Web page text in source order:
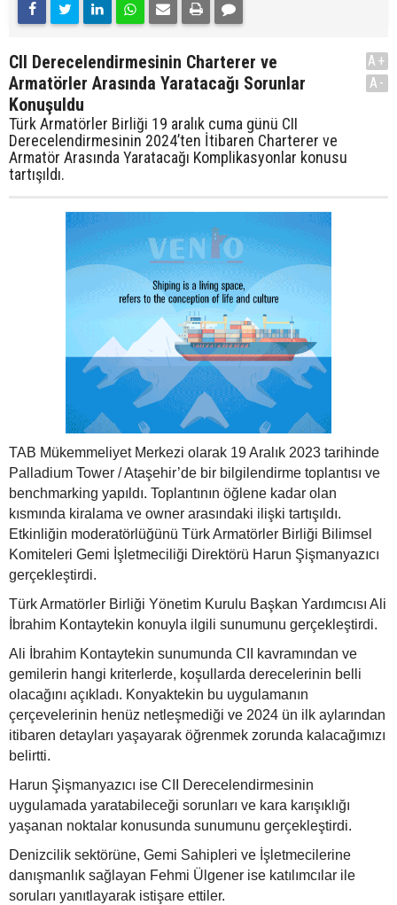
CII Derecelendirmesinin Charterer ve
Armatörler Arasında Yaratacağı Sorunlar
Konuşuldu
Türk Armatörler Birliği 19 aralık cuma günü CII
Derecelendirmesinin 2024’ten İtibaren Charterer ve
Armatör Arasında Yaratacağı Komplikasyonlar konusu
tartışıldı.
A+
A-
TAB Mükemmeliyet Merkezi olarak 19 Aralık 2023 tarihinde
Palladium Tower / Ataşehir’de bir bilgilendirme toplantısı ve
benchmarking yapıldı. Toplantının öğlene kadar olan
kısmında kiralama ve owner arasındaki ilişki tartışıldı.
Etkinliğin moderatörlüğünü Türk Armatörler Birliği Bilimsel
Komiteleri Gemi İşletmeciliği Direktörü Harun Şişmanyazıcı
gerçekleştirdi.
Türk Armatörler Birliği Yönetim Kurulu Başkan Yardımcısı Ali
İbrahim Kontaytekin konuyla ilgili sunumunu gerçekleştirdi.
Ali İbrahim Kontaytekin sunumunda CII kavramından ve
gemilerin hangi kriterlerde, koşullarda derecelerinin belli
olacağını açıkladı. Konyaktekin bu uygulamanın
çerçevelerinin henüz netleşmediği ve 2024 ün ilk aylarından
itibaren detayları yaşayarak öğrenmek zorunda kalacağımızı
belirtti.
Harun Şişmanyazıcı ise CII Derecelendirmesinin
uygulamada yaratabileceği sorunları ve kara karışıklığı
yaşanan noktalar konusunda sunumunu gerçekleştirdi.
Denizcilik sektörüne, Gemi Sahipleri ve İşletmecilerine
danışmanlık sağlayan Fehmi Ülgener ise katılımcılar ile
soruları yanıtlayarak istişare ettiler.